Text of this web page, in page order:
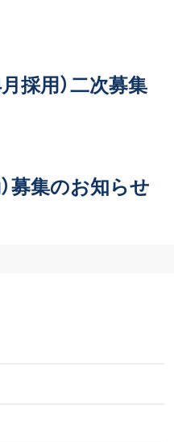
採用）二次募集
募集のお知らせ